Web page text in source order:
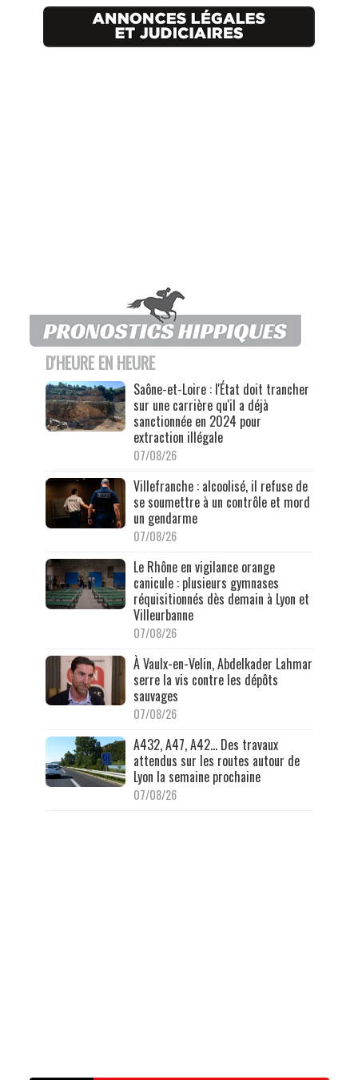
D'HEURE EN HEURE
Saône-et-Loire : l'État doit trancher
sur une carrière qu'il a déjà
sanctionnée en 2024 pour
extraction illégale
07/08/26
Villefranche : alcoolisé, il refuse de
se soumettre à un contrôle et mord
un gendarme
07/08/26
Le Rhône en vigilance orange
canicule : plusieurs gymnases
réquisitionnés dès demain à Lyon et
Villeurbanne
07/08/26
À Vaulx-en-Velin, Abdelkader Lahmar
serre la vis contre les dépôts
sauvages
07/08/26
A432, A47, A42… Des travaux
attendus sur les routes autour de
Lyon la semaine prochaine
07/08/26